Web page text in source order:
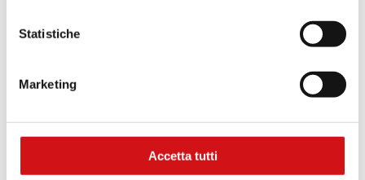
Statistiche
Marketing
Accetta tutti